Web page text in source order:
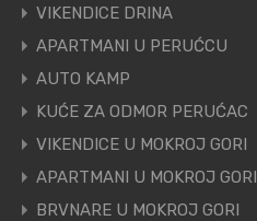
VIKENDICE DRINA
APARTMANI U PERUĆCU
AUTO KAMP
KUĆE ZA ODMOR PERUĆAC
VIKENDICE U MOKROJ GORI
APARTMANI U MOKROJ GORI
BRVNARE U MOKROJ GORI